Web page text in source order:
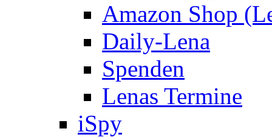
Amazon Shop
Daily-Lena
Spenden
Lenas Termine
iSpy